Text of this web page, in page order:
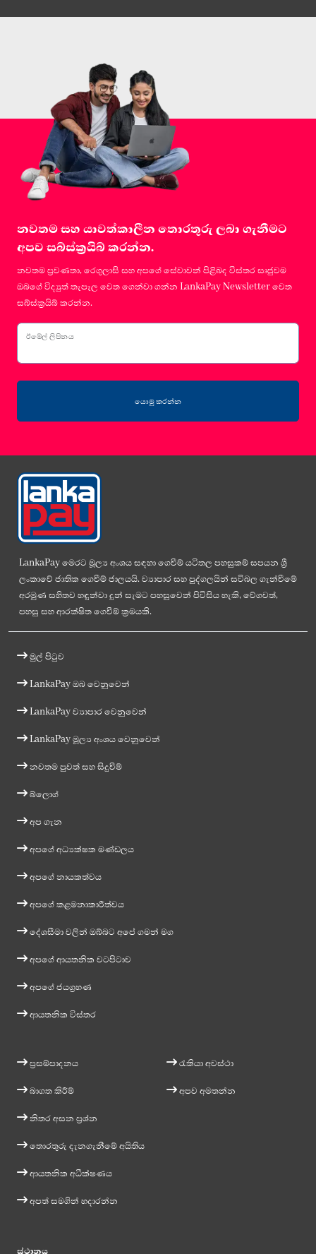
නවතම සහ යාවත්කාලීන තොරතුරු ලබා ගැනීමට
අපව සබ්ස්ක්‍රයිබ් කරන්න.
නවතම ප්‍රවණතා, රෙගුලාසි සහ අපගේ සේවාවන් පිළිබද විස්තර සෘජුවම
ඔබගේ විද්‍යුත් තැපෑල වෙත ගෙන්වා ගන්න LankaPay Newsletter වෙත
සබ්ස්ක්‍රයිබ් කරන්න.
ඊමේල් ලිපිනය
යොමු කරන්න
LankaPay මෙරට මූල්‍ය අංශය සඳහා ගෙවීම් යටිතල පහසුකම් සපයන ශ්‍රී
ලංකාවේ ජාතික ගෙවීම් ජාලයයි. ව්‍යාපාර සහ පුද්ගලයින් සවිබල ගැන්වීමේ
අරමුණ සහිතව හඳුන්වා දුන් සැමට පහසුවෙන් පිවිසිය හැකි, වේගවත්,
පහසු සහ ආරක්ෂිත ගෙවීම් ක්‍රමයකි.
මුල් පිටුව
LankaPay ඔබ වෙනුවෙන්
LankaPay ව්‍යාපාර වෙනුවෙන්
LankaPay මූල්‍ය අංශය වෙනුවෙන්
නවතම පුවත් සහ සිදුවීම්
බ්ලොග්
අප ගැන
අපගේ අධ්‍යක්ෂක මණ්ඩලය
අපගේ නායකත්වය
අපගේ කළමනාකාරීත්වය
දේශසීමා වලින් ඔබ්බට අපේ ගමන් මග
අපගේ ආයතනික වටපිටාව
අපගේ ජයග්‍රහණ
ආයතනික විස්තර
ප්‍රසම්පාදනය
බාගත කිරීම්
නිතර අසන ප්‍රශ්න
තොරතුරු දැනගැනීමේ අයිතිය
ආයතනික අධීක්ෂණය
අපත් සමගින් හදාරන්න
රැකියා අවස්ථා
අපව අමතන්න
ස්ථානය